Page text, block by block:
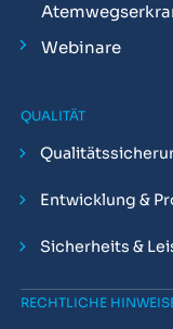
Webinare
QUALITÄT
Entwicklung &
Sicherheits &
RECHTLICHE